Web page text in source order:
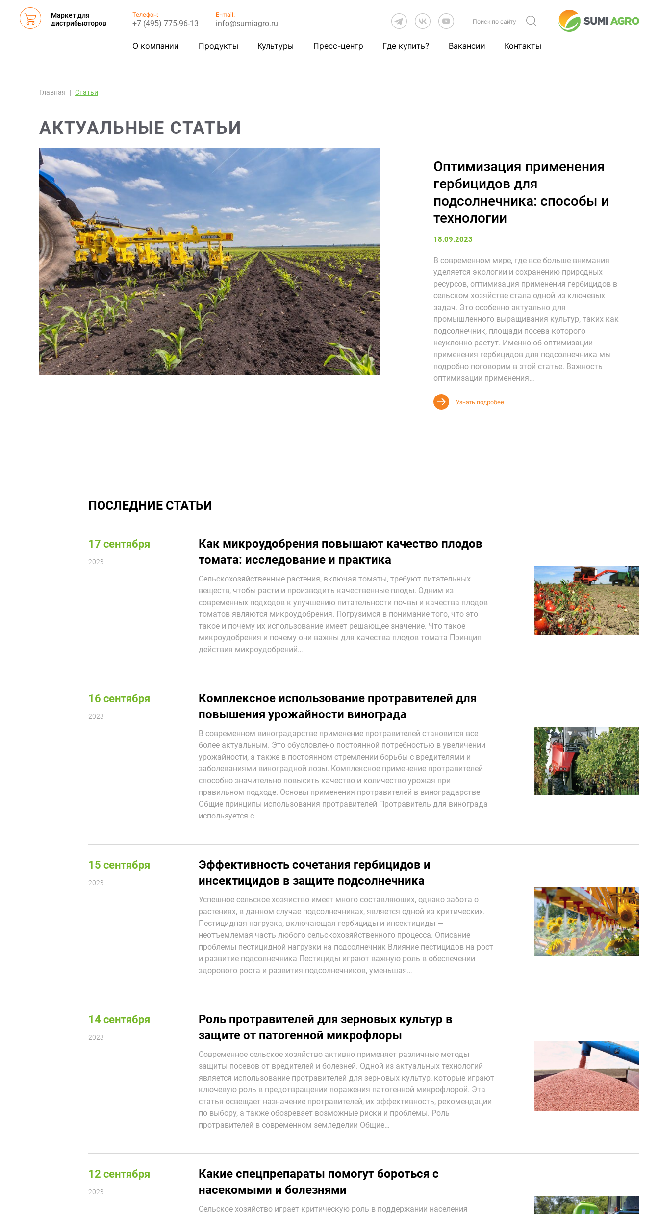
Маркет для
дистрибьюторов
Телефон:
+7 (495) 775-96-13
E-mail:
info@sumiagro.ru
О компании Продукты Культуры Пресс-центр Где купить? Вакансии Контакты
Главная Статьи
АКТУАЛЬНЫЕ СТАТЬИ
Оптимизация применения
гербицидов для
подсолнечника: способы и
технологии
18.09.2023
В современном мире, где все больше внимания
уделяется экологии и сохранению природных
ресурсов, оптимизация применения гербицидов в
сельском хозяйстве стала одной из ключевых
задач. Это особенно актуально для
промышленного выращивания культур, таких как
подсолнечник, площади посева которого
неуклонно растут. Именно об оптимизации
применения гербицидов для подсолнечника мы
подробно поговорим в этой статье. Важность
оптимизации применения…
Узнать подробее
ПОСЛЕДНИЕ СТАТЬИ
17 сентября
2023
Как микроудобрения повышают качество плодов
томата: исследование и практика
Сельскохозяйственные растения, включая томаты, требуют питательных
веществ, чтобы расти и производить качественные плоды. Одним из
современных подходов к улучшению питательности почвы и качества плодов
томатов являются микроудобрения. Погрузимся в понимание того, что это
такое и почему их использование имеет решающее значение. Что такое
микроудобрения и почему они важны для качества плодов томата Принцип
действия микроудобрений…
16 сентября
2023
Комплексное использование протравителей для
повышения урожайности винограда
В современном виноградарстве применение протравителей становится все
более актуальным. Это обусловлено постоянной потребностью в увеличении
урожайности, а также в постоянном стремлении борьбы с вредителями и
заболеваниями виноградной лозы. Комплексное применение протравителей
способно значительно повысить качество и количество урожая при
правильном подходе. Основы применения протравителей в виноградарстве
Общие принципы использования протравителей Протравитель для винограда
используется с…
15 сентября
2023
Эффективность сочетания гербицидов и
инсектицидов в защите подсолнечника
Успешное сельское хозяйство имеет много составляющих, однако забота о
растениях, в данном случае подсолнечниках, является одной из критических.
Пестицидная нагрузка, включающая гербициды и инсектициды —
неотъемлемая часть любого сельскохозяйственного процесса. Описание
проблемы пестицидной нагрузки на подсолнечник Влияние пестицидов на рост
и развитие подсолнечника Пестициды играют важную роль в обеспечении
здорового роста и развития подсолнечников, уменьшая…
14 сентября
2023
Роль протравителей для зерновых культур в
защите от патогенной микрофлоры
Современное сельское хозяйство активно применяет различные методы
защиты посевов от вредителей и болезней. Одной из актуальных технологий
является использование протравителей для зерновых культур, которые играют
ключевую роль в предотвращении поражения патогенной микрофлорой. Эта
статья освещает назначение протравителей, их эффективность, рекомендации
по выбору, а также обозревает возможные риски и проблемы. Роль
протравителей в современном земледелии Общие…
12 сентября
2023
Какие спецпрепараты помогут бороться с
насекомыми и болезнями
Сельское хозяйство играет критическую роль в поддержании населения